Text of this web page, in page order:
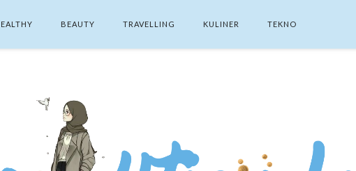
BEAUTY TRAVELLING KULINER TEKNO
SEARCH THIS BLOG